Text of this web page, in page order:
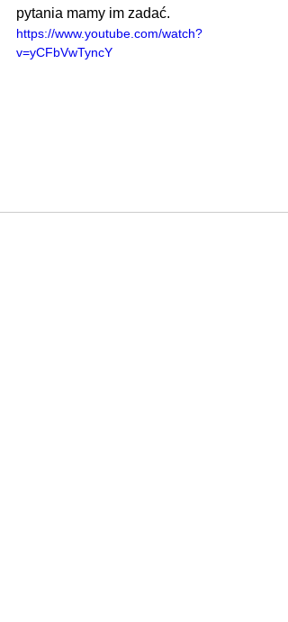
pytania mamy im zadać.
https://www.youtube.com/watch?
v=yCFbVwTyncY